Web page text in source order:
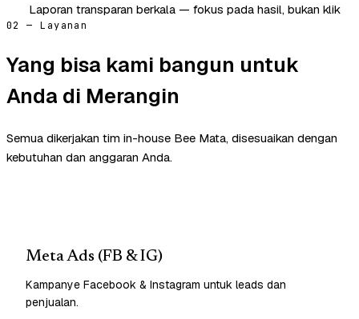
Laporan transparan berkala — fokus pada hasil, bukan klik
02 — Layanan
Yang bisa kami bangun untuk
Anda di Merangin
Semua dikerjakan tim in-house Bee Mata, disesuaikan dengan
kebutuhan dan anggaran Anda.
Meta Ads (FB & IG)
Kampanye Facebook & Instagram untuk leads dan
penjualan.